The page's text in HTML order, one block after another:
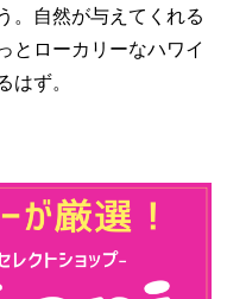
。自然が与えてくれる
とローカリーなハワイ
はず。